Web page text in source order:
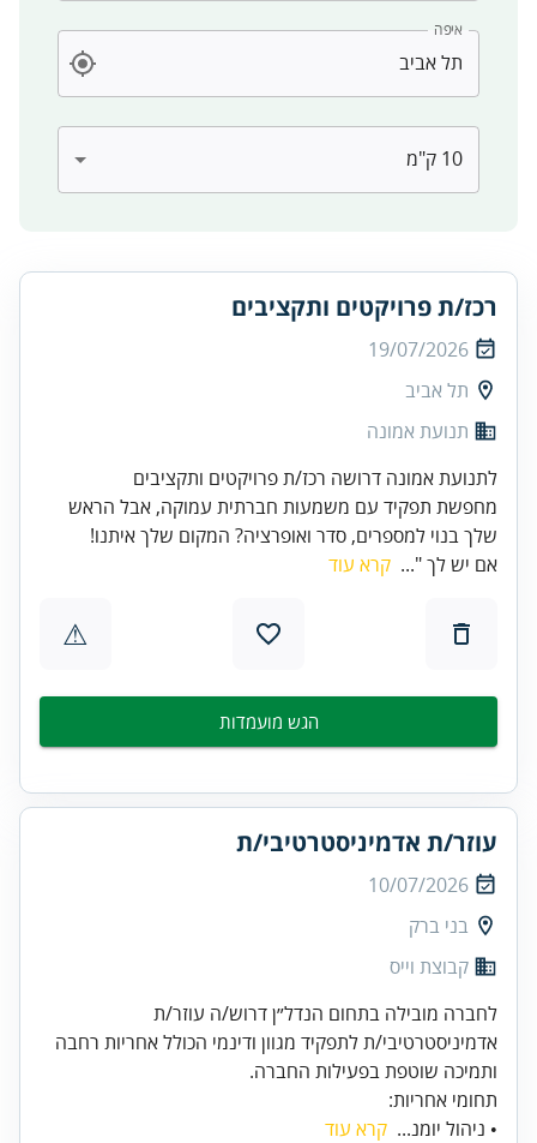
איפה
רכז/ת פרויקטים ותקציבים
19/07/2026
תל אביב
תנועת אמונה
לתנועת אמונה דרושה רכז/ת פרויקטים ותקציבים
מחפשת תפקיד עם משמעות חברתית עמוקה, אבל הראש
שלך בנוי למספרים, סדר ואופרציה? המקום שלך איתנו!
אם יש לך "... קרא עוד
⚠
הגש מועמדות
עוזר/ת אדמיניסטרטיבי/ת
10/07/2026
בני ברק
קבוצת וייס
לחברה מובילה בתחום הנדל״ן דרוש/ה עוזר/ת
אדמיניסטרטיבי/ת לתפקיד מגוון ודינמי הכולל אחריות רחבה
ותמיכה שוטפת בפעילות החברה.
תחומי אחריות:
• ניהול יומנ... קרא עוד